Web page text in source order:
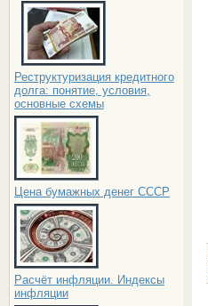
Реструктуризация кредитного
долга: понятие, условия,
основные схемы
Цена бумажных денег СССР
Расчёт инфляции. Индексы
инфляции